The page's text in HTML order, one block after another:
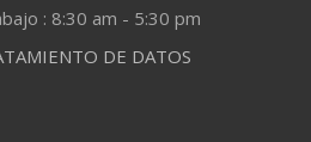
: 8:30 am - 5:30 pm
DE DATOS